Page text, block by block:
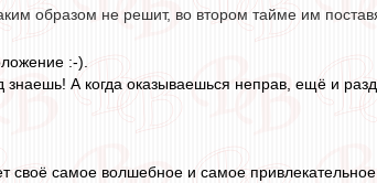
образом не решит, во втором тайме им
:-).
знаешь! А когда оказываешься неправ, ещё и
своё самое волшебное и самое